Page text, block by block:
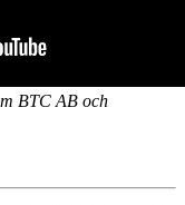
BTC AB och